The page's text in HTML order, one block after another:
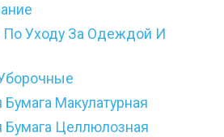
По Уходу За Одеждой И
Бумага Макулатурная
Бумага Целлюлозная